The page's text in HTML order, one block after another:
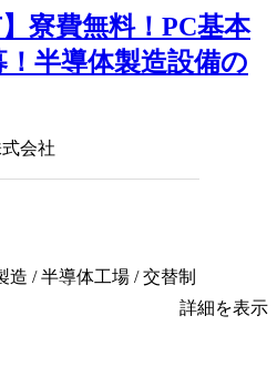
寮費無料！PC基本
半導体製造設備の
会社
造 / 半導体工場 / 交替制
詳細を表示